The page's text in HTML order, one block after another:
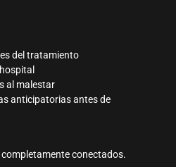
del tratamiento
al malestar
anticipatorias antes de
conectados.